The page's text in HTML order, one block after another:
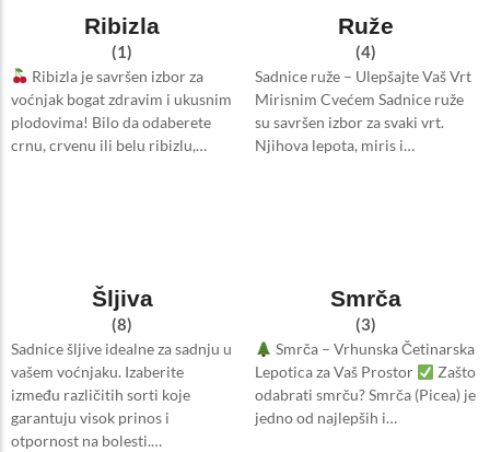
Ribizla
(1)
Ribizla je savršen izbor za
voćnjak bogat zdravim i ukusnim
plodovima! Bilo da odaberete
crnu, crvenu ili belu ribizlu,…
Ruže
(4)
Sadnice ruže – Ulepšajte Vaš Vrt
Mirisnim Cvećem Sadnice ruže
su savršen izbor za svaki vrt.
Njihova lepota, miris i…
Šljiva
(8)
Sadnice šljive idealne za sadnju u
vašem voćnjaku. Izaberite
između različitih sorti koje
garantuju visok prinos i
otpornost na bolesti.…
Smrča
(3)
Smrča – Vrhunska Četinarska
Lepotica za Vaš Prostor
Zašto
odabrati smrču? Smrča (Picea) je
jedno od najlepših i…